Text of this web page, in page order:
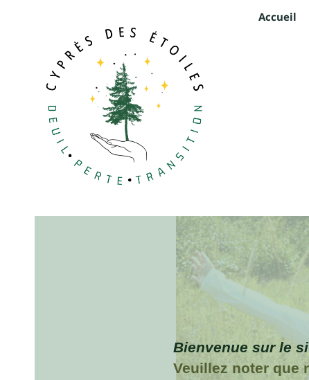
Accueil
Bienvenue sur le
Veuillez noter que